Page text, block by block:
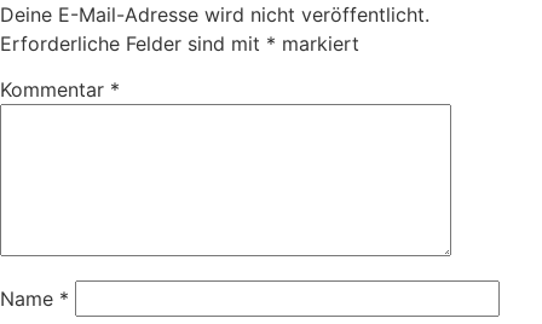
Deine E-Mail-Adresse wird nicht veröffentlicht.
Erforderliche Felder sind mit * markiert
Kommentar *
Name *